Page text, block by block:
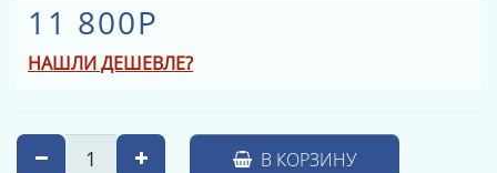
11 800Р
НАШЛИ ДЕШЕВЛЕ?
В КОРЗИНУ